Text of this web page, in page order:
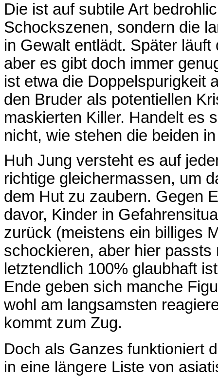
Die ist auf subtile Art
Schockszenen, sondern die
in Gewalt entlädt. Später
aber es gibt doch immer
ist etwa die Doppelspurigkeit
den Bruder als potentiellen
maskierten Killer. Handelt es
nicht, wie stehen die beiden
Huh Jung versteht es auf
richtige gleichermassen, um
dem Hut zu zaubern. Gegen
davor, Kinder in
zurück (meistens ein billiges
schockieren, aber hier
letztendlich 100% glaubhaft
Ende geben sich manche
wohl am langsamsten
kommt zum Zug.
Doch als Ganzes funktioniert
in eine längere Liste von